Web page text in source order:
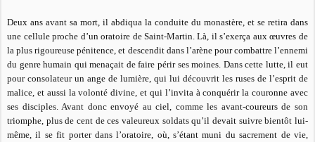
Deux ans avant sa mort, il abdiqua la conduite du monastère, et se retira dans
une cellule proche d’un oratoire de Saint-Martin. Là, il s’exerça aux œuvres de
la plus rigoureuse pénitence, et descendit dans l’arène pour combattre l’ennemi
du genre humain qui menaçait de faire périr ses moines. Dans cette lutte, il eut
pour consolateur un ange de lumière, qui lui découvrit les ruses de l’esprit de
malice, et aussi la volonté divine, et qui l’invita à conquérir la couronne avec
ses disciples. Avant donc envoyé au ciel, comme les avant-coureurs de son
triomphe, plus de cent de ces valeureux soldats qu’il devait suivre bientôt lui-
même, il se fit porter dans l’oratoire, où, s’étant muni du sacrement de vie,